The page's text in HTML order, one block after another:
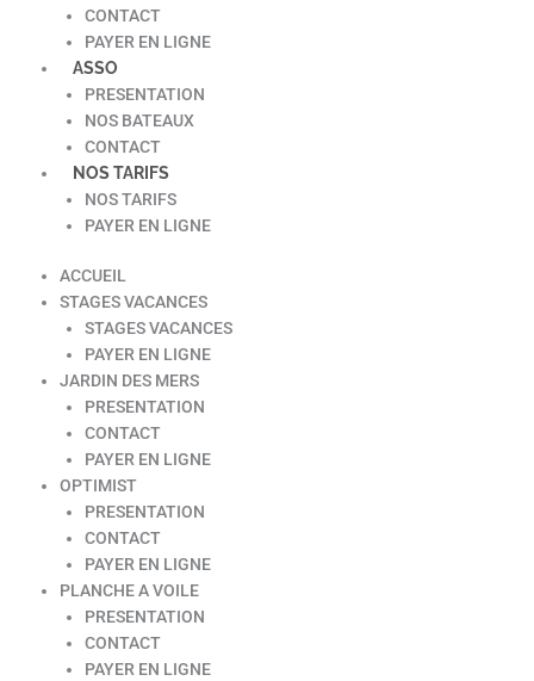
CONTACT
PAYER EN LIGNE
ASSO
PRESENTATION
NOS BATEAUX
CONTACT
NOS TARIFS
NOS TARIFS
PAYER EN LIGNE
ACCUEIL
STAGES VACANCES
STAGES VACANCES
PAYER EN LIGNE
JARDIN DES MERS
PRESENTATION
CONTACT
PAYER EN LIGNE
OPTIMIST
PRESENTATION
CONTACT
PAYER EN LIGNE
PLANCHE A VOILE
PRESENTATION
CONTACT
PAYER EN LIGNE